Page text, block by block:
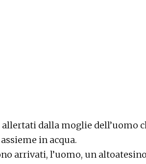
dalla moglie dell’uomo
in acqua.
arrivati, l’uomo, un